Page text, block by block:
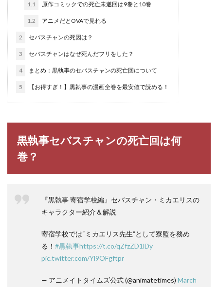
1.1 原作コミックでの死亡未遂回は9巻と10巻
1.2 アニメだとOVAで見れる
2 セバスチャンの死因は？
3 セバスチャンはなぜ死んだフリをした？
4 まとめ：黒執事のセバスチャンの死亡回について
5 【お得すぎ！】黒執事の漫画全巻を最安値で読める！
黒執事セバスチャンの死亡回は何
巻？
『黒執事 寄宿学校編』セバスチャン・ミカエリスの
キャラクター紹介＆解説
寄宿学校では“ミカエリス先生”として寮監を務め
る！ #黒執事https://t.co/qZfzZD1lDy
pic.twitter.com/Yl9OFgftpr
— アニメイトタイムズ公式 (@animatetimes) March